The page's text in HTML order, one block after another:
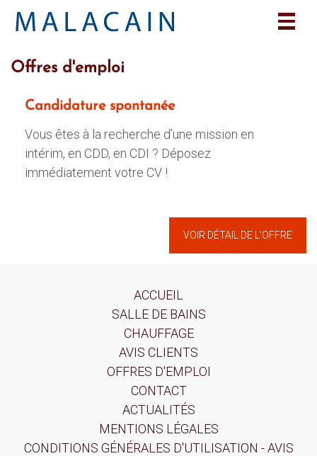
Offres d'emploi
Candidature spontanée
Vous êtes à la recherche d’une mission en
intérim, en CDD, en CDI ? Déposez
immédiatement votre CV !
VOIR DÉTAIL DE L'OFFRE
ACCUEIL
SALLE DE BAINS
CHAUFFAGE
AVIS CLIENTS
OFFRES D'EMPLOI
CONTACT
ACTUALITÉS
MENTIONS LÉGALES
CONDITIONS GÉNÉRALES D'UTILISATION - AVIS